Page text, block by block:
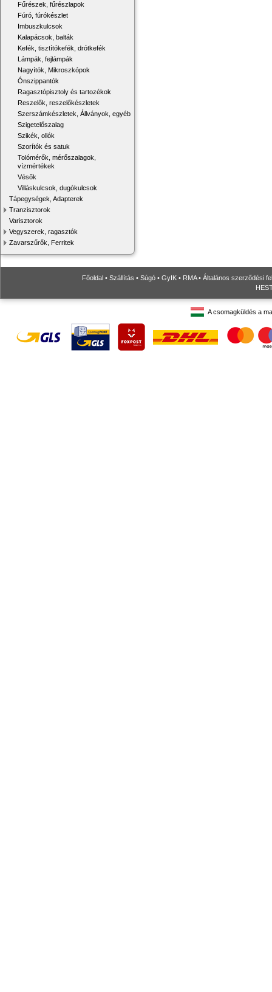
Fűrészek, fűrészlapok
Fúró, fúrókészlet
Imbuszkulcsok
Kalapácsok, balták
Kefék, tisztítókefék, drótkefék
Lámpák, fejlámpák
Nagyítók, Mikroszkópok
Ónszippantók
Ragasztópisztoly és tartozékok
Reszelők, reszelőkészletek
Szerszámkészletek, Állványok, egyéb
Szigetelőszalag
Szikék, ollók
Szorítók és satuk
Tolómérők, mérőszalagok,
vízmértékek
Vésők
Villáskulcsok, dugókulcsok
Tápegységek, Adapterek
Tranzisztorok
Varisztorok
Vegyszerek, ragasztók
Zavarszűrők, Ferritek
Főoldal • Szállítás • Súgó • GyIK • RMA• Általános szerződési
A csomagküldés a